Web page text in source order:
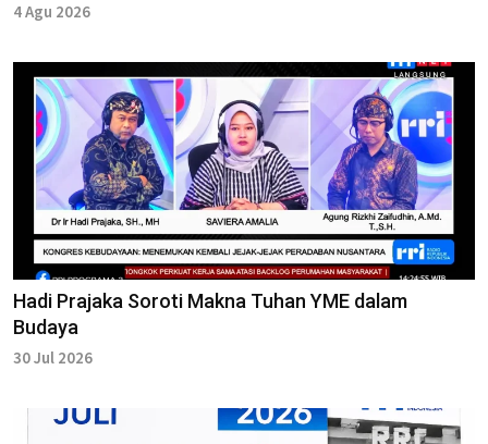
4 Agu 2026
Hadi Prajaka Soroti Makna Tuhan YME dalam
Budaya
30 Jul 2026